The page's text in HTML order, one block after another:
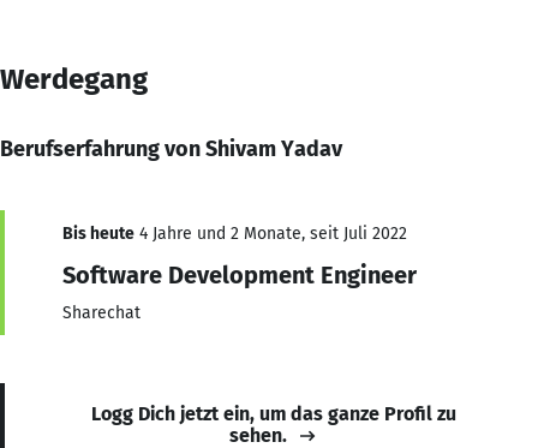
Werdegang
Berufserfahrung von Shivam Yadav
Bis heute 4 Jahre und 2 Monate, seit Juli 2022
Software Development Engineer
Sharechat
Logg Dich jetzt ein, um das ganze Profil zu
sehen.